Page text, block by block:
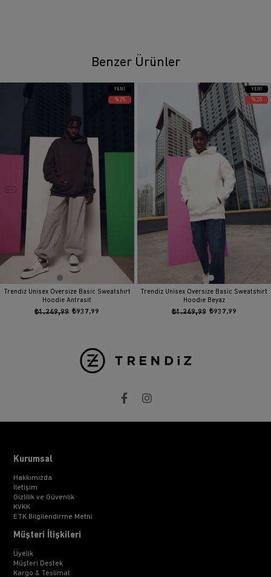
Benzer Ürünler
Trendiz Unisex Oversize Basic Sweatshirt
Hoodie Antrasit
₺937,99
₺1.249,99
YENI
ÜRÜN
%25
Trendiz Unisex Oversize Basic Sweatshirt
Hoodie Beyaz
₺937,99
₺1.249,99
YENI
ÜRÜN
%25
Kurumsal
Hakkımızda
İletişim
Gizlilik ve Güvenlik
KVKK
ETK Bilgilendirme Metni
Müşteri İlişkileri
Üyelik
Müşteri Destek
Kargo & Teslimat